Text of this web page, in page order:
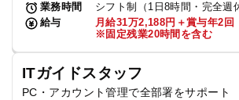
業務時間
シフト制（1日8時間・完全週
給与
月給31万2,188円＋賞与年2回
※固定残業20時間を含む
ITガイドスタッフ
PC・アカウント管理で全部署をサポート